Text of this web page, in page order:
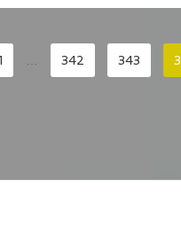
342 343